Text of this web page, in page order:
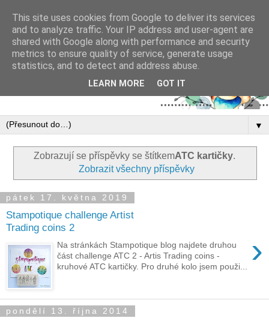
▼
Zobrazují se příspěvky se štítkemATC kartičky.
Zobrazit všechny příspěvky
pátek 17. května 2019
Stampotique challenge Artist
Trading coins 2
›
Na stránkách Stampotique blog najdete druhou
část challenge ATC 2 - Artis Trading coins -
kruhové ATC kartičky. Pro druhé kolo jsem použi...
pondělí 13. října 2014
This site uses cookies from Google to deliver its services
and to analyze traffic. Your IP address and user-agent are
shared with Google along with performance and security
metrics to ensure quality of service, generate usage
statistics, and to detect and address abuse.
LEARN MORE GOT IT